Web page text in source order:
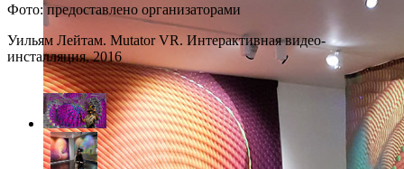
Фото: предоставлено организаторами
Уильям Лейтам. Mutator VR. Интерактивная видео-
инсталляция, 2016